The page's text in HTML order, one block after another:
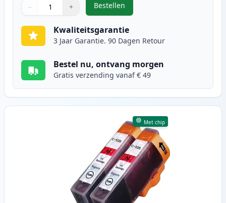
Gebruik de knoppen om aan te passen
− +
1
Bestellen
,5 stuks Canon PGI-525 & CLI-
Kwaliteitsgarantie
3 Jaar Garantie. 90 Dagen Retour
Bestel nu, ontvang morgen
Gratis verzending vanaf € 49
Met chip